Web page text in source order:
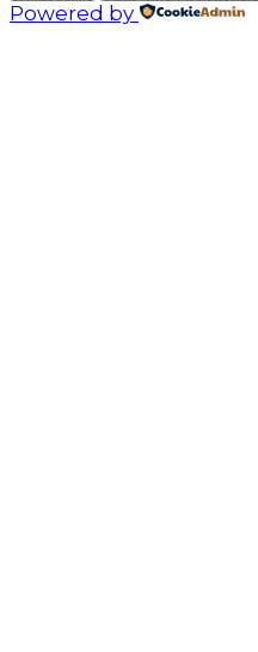
Powered by